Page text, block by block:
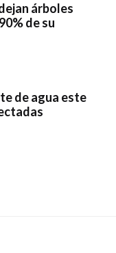
árboles
de su
de agua este